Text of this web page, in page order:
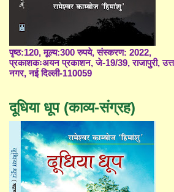
पृष्ठ:120, मूल्य:300 रुपये, संस्करण: 2022,
प्रकाशकःअयन प्रकाशन, जे-19/39, राजापुरी,
नगर, नई दिल्ली-110059
दूधिया धूप (काव्य-संग्रह)